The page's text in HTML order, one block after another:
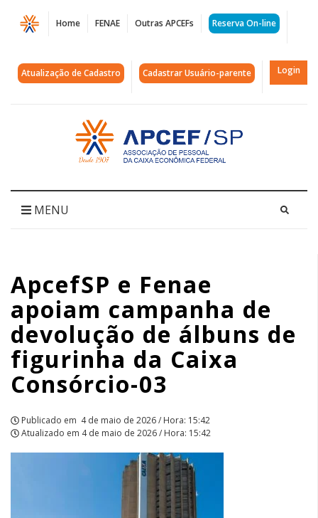
Página
ApcefSP
apoiam
campanha
devolução
de
figurinha
da
Caixa
Consórcio-
03
|
Home FENAE Outras APCEFs Reserva On-line
Atualização de Cadastro Cadastrar Usuário-parente Login
Acessar
página
inicial
MENU
ApcefSP e Fenae
apoiam campanha de
devolução de álbuns de
figurinha da Caixa
Consórcio-03
Publicado em 4 de maio de 2026 / Hora: 15:42
Atualizado em 4 de maio de 2026 / Hora: 15:42